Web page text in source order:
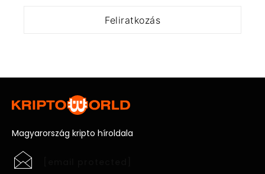
Magyarország kripto híroldala